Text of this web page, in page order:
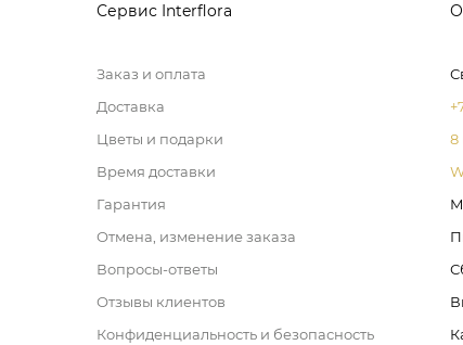
Сервис Interflora
Заказ и оплата
Доставка
Цветы и подарки
Время доставки
Гарантия
Отмена, изменение заказа
Вопросы-ответы
Отзывы клиентов
Конфиденциальность и безопасность
8